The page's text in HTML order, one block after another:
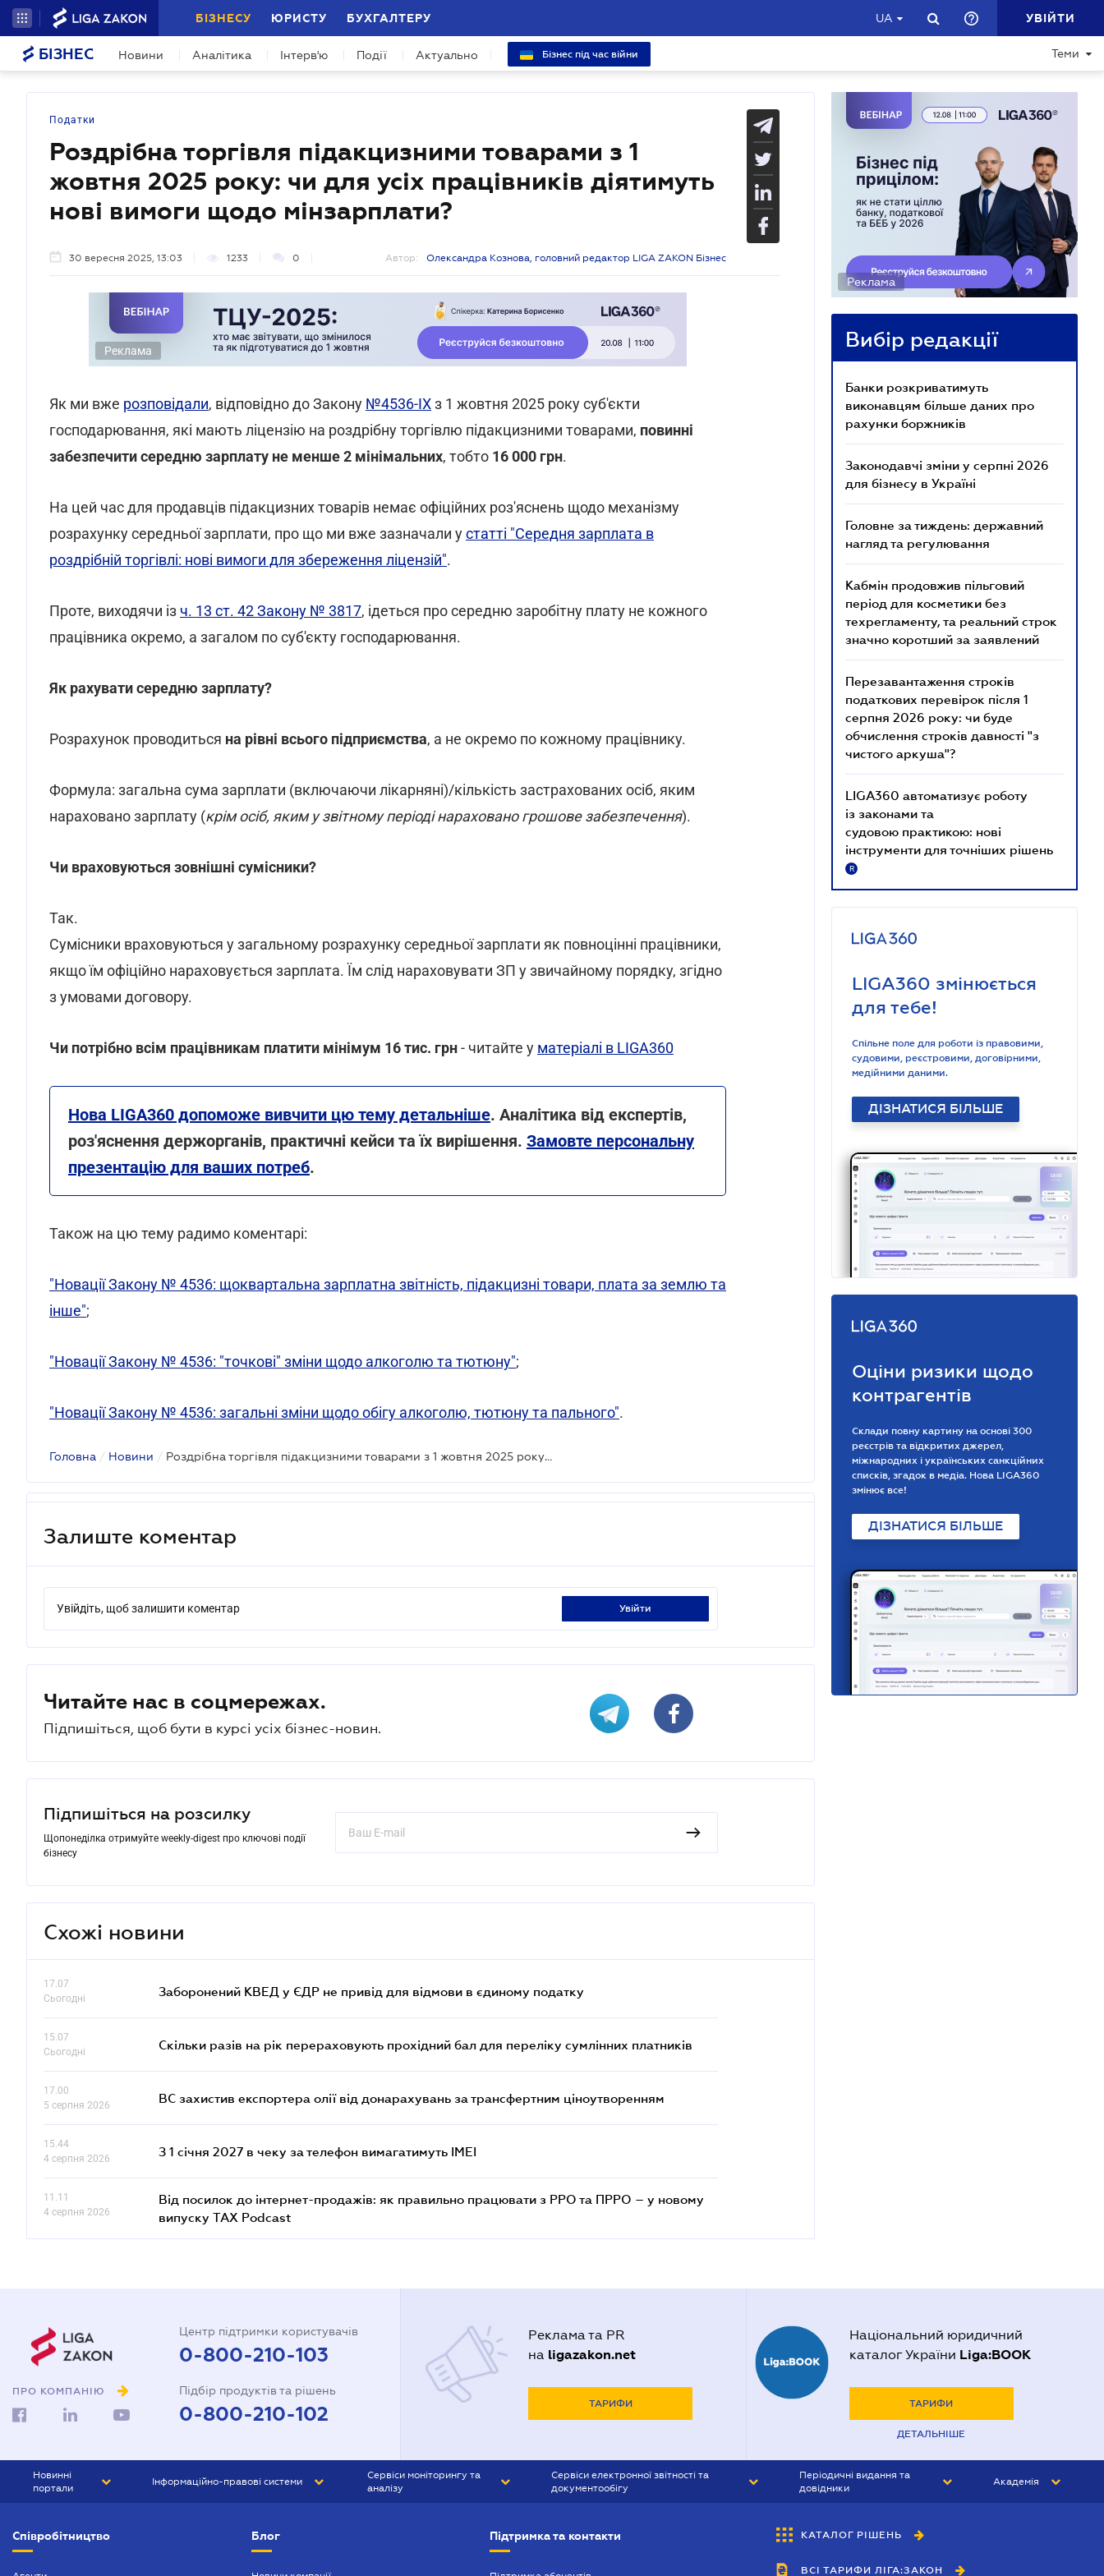
БІЗНЕСУ ЮРИСТУ БУХГАЛТЕРУ UA УВІЙТИ
БІЗНЕС Новини Аналітика Інтерв'ю Події Актуально Бізнес під час війни Теми
Податки
Роздрібна торгівля підакцизними товарами з 1
жовтня 2025 року: чи для усіх працівників діятимуть
нові вимоги щодо мінзарплати?
30 вересня 2025, 13:03 1233 0 Автор: Олександра Кознова, головний редактор LIGA ZAKON Бізнес
Реклама
Як ми вже розповідали, відповідно до Закону №4536-IXз 1 жовтня 2025 року суб'єкти
господарювання, які мають ліцензію на роздрібну торгівлю підакцизними товарами, повинні
забезпечити середню зарплату не менше 2 мінімальних, тобто 16 000 грн.
На цей час для продавців підакцизних товарів немає офіційних роз'яснень щодо механізму
розрахунку середньої зарплати, про що ми вже зазначали устатті "Середня зарплата в
роздрібній торгівлі: нові вимоги для збереження ліцензій".
Проте, виходячи із ч. 13 ст. 42 Закону № 3817, ідеться про середню заробітну плату не кожного
працівника окремо, а загалом по суб'єкту господарювання.
Як рахувати середню зарплату?
Розрахунок проводиться на рівні всього підприємства, а не окремо по кожному працівнику.
Формула: загальна сума зарплати (включаючи лікарняні)/кількість застрахованих осіб, яким
нараховано зарплату (крім осіб, яким у звітному періоді нараховано грошове забезпечення).
Чи враховуються зовнішні сумісники?
Так.
Сумісники враховуються у загальному розрахунку середньої зарплати як повноцінні працівники,
якщо їм офіційно нараховується зарплата. Їм слід нараховувати ЗП у звичайному порядку, згідно
з умовами договору.
Чи потрібно всім працівникам платити мінімум 16 тис. грн- читайте у матеріалі в LIGA360
Нова LIGA360 допоможе вивчити цю тему детальніше. Аналітика від експертів,
роз'яснення держорганів, практичні кейси та їх вирішення. Замовте персональну
презентацію для ваших потреб.
Також на цю тему радимо коментарі:
"Новації Закону № 4536: щоквартальна зарплатна звітність, підакцизні товари, плата за землю та
інше";
"Новації Закону № 4536: "точкові" зміни щодо алкоголю та тютюну";
"Новації Закону № 4536: загальні зміни щодо обігу алкоголю, тютюну та пального".
Головна / Новини / Роздрібна торгівля підакцизними товарами з 1 жовтня 2025 року: чи для усіх працівників діятимуть нові вимоги щодо мінзарплати?
Залиште коментар
Увійдіть, щоб залишити коментар увійти
Читайте нас в соцмережах.
Підпишіться, щоб бути в курсі усіх бізнес-новин.
Підпишіться на розсилку
Щопонеділка отримуйте weekly-digest про ключові події
бізнесу
Схожі новини
17.07
Сьогодні
Заборонений КВЕД у ЄДР не привід для відмови в єдиному податку
15.07
Сьогодні
Скільки разів на рік перераховують прохідний бал для переліку сумлінних платників
17.00
5 серпня 2026
ВС захистив експортера олії від донарахувань за трансфертним ціноутворенням
15.44
4 серпня 2026
З 1 січня 2027 в чеку за телефон вимагатимуть IMEI
11.11
4 серпня 2026
Від посилок до інтернет-продажів: як правильно працювати з РРО та ПРРО – у новому
випуску TAX Podcast
Реклама
Вибір редакції
Банки розкриватимуть
виконавцям більше даних про
рахунки боржників
Законодавчі зміни у серпні 2026
для бізнесу в Україні
Головне за тиждень: державний
нагляд та регулювання
Кабмін продовжив пільговий
період для косметики без
техрегламенту, та реальний строк
значно коротший за заявлений
Перезавантаження строків
податкових перевірок після 1
серпня 2026 року: чи буде
обчислення строків давності "з
чистого аркуша"?
LIGA360 автоматизує роботу
із законами та
судовою практикою: нові
інструменти для точніших рішень
R
LIGA360 змінюється
для тебе!
Спільне поле для роботи із правовими,
судовими, реєстровими, договірними,
медійними даними.
ДІЗНАТИСЯ БІЛЬШЕ
Оціни ризики щодо
контрагентів
Склади повну картину на основі 300
реєстрів та відкритих джерел,
міжнародних і українських санкційних
списків, згадок в медіа. Нова LIGA360
змінює все!
ДІЗНАТИСЯ БІЛЬШЕ
ПРО КОМПАНІЮ
Центр підтримки користувачів
0-800-210-103
Підбір продуктів та рішень
0-800-210-102
Реклама та PR
на ligazakon.net
ТАРИФИ
Національний юридичний
каталог України Liga:BOOK
ТАРИФИ
ДЕТАЛЬНІШЕ
Новинні
портали
БІЗНЕС
Інформаційно-правові системи
Сервіси моніторингу та
аналізу
Сервіси електронної звітності та
документообігу
Періодичні видання та
довідники
БУХГАЛТЕР&ЗАКОН
ВІСНИК МСФЗ
Академія
Співробітництво Блог Підтримка та контакти КАТАЛОГ РІШЕНЬ
ВСІ ТАРИФИ ЛІГА:ЗАКОН